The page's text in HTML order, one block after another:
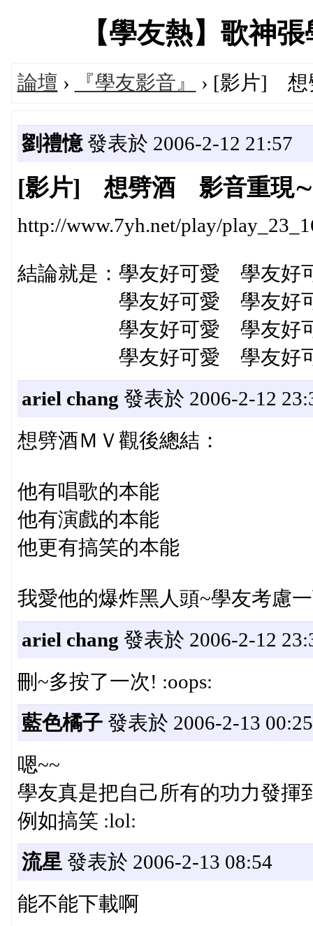
【學友熱】歌神
論壇 › 『學友影音』 › [影片] 想
劉禮憶發表於 2006-2-12 21:57
[影片] 想劈酒 影音重現∼
http://www.7yh.net/play/
結論就是：學友好可愛 學友
學友好可愛 學友好可
學友好可愛 學友好可
學友好可愛 學友好可
ariel chang 發表於 2006-2-12
想劈酒ＭＶ觀後總結：
他有唱歌的本能
他有演戲的本能
他更有搞笑的本能
我愛他的爆炸黑人頭~學友考慮
ariel chang 發表於 2006-2-12
刪~多按了一次! :oops:
藍色橘子發表於 2006-2-13 00:25
嗯~~
學友真是把自己所有的功力發揮
例如搞笑 :lol:
流星 發表於 2006-2-13 08:54
能不能下載啊